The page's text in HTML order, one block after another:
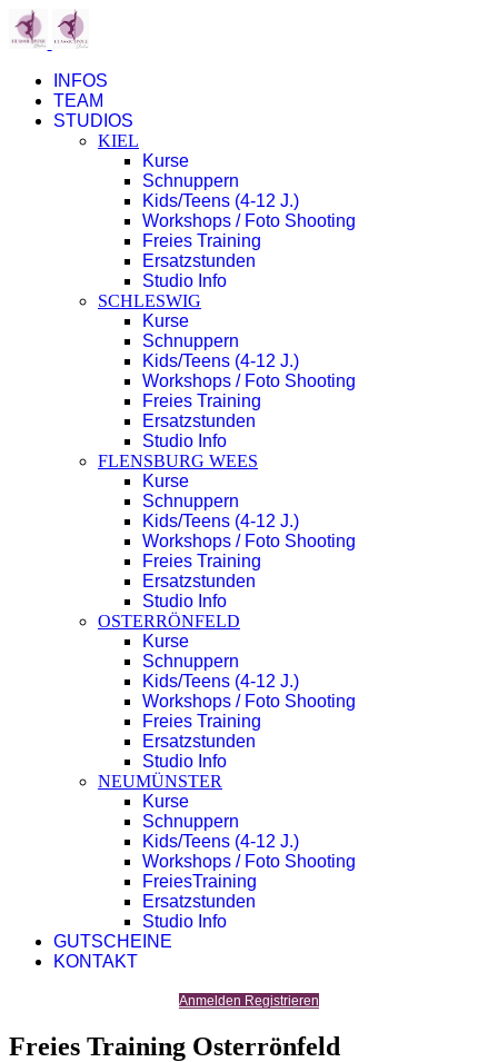
INFOS
TEAM
STUDIOS
KIEL
Kurse
Schnuppern
Kids/Teens (4-12 J.)
Workshops / Foto Shooting
Freies Training
Ersatzstunden
Studio Info
SCHLESWIG
Kurse
Schnuppern
Kids/Teens (4-12 J.)
Workshops / Foto Shooting
Freies Training
Ersatzstunden
Studio Info
FLENSBURG WEES
Kurse
Schnuppern
Kids/Teens (4-12 J.)
Workshops / Foto Shooting
Freies Training
Ersatzstunden
Studio Info
OSTERRÖNFELD
Kurse
Schnuppern
Kids/Teens (4-12 J.)
Workshops / Foto Shooting
Freies Training
Ersatzstunden
Studio Info
NEUMÜNSTER
Kurse
Schnuppern
Kids/Teens (4-12 J.)
Workshops / Foto Shooting
FreiesTraining
Ersatzstunden
Studio Info
GUTSCHEINE
KONTAKT
Anmelden Registrieren
Freies Training Osterrönfeld